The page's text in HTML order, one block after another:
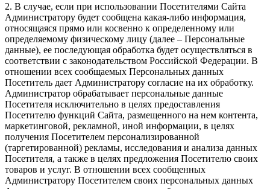
2. В случае, если при использовании Посетителями Сайта
Администратору будет сообщена какая-либо информация,
относящаяся прямо или косвенно к определенному или
определяемому физическому лицу (далее – Персональные
данные), ее последующая обработка будет осуществляться в
соответствии с законодательством Российской Федерации. В
отношении всех сообщаемых Персональных данных
Посетитель дает Администратору согласие на их обработку.
Администратор обрабатывает персональные данные
Посетителя исключительно в целях предоставления
Посетителю функций Сайта, размещенного на нем контента,
маркетинговой, рекламной, иной информации, в целях
получения Посетителем персонализированной
(таргетированной) рекламы, исследования и анализа данных
Посетителя, а также в целях предложения Посетителю своих
товаров и услуг. В отношении всех сообщенных
Администратору Посетителем своих персональных данных